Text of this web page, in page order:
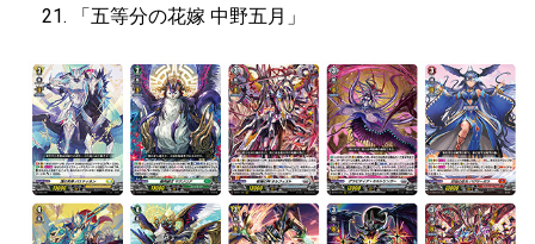
「五等分の花嫁 中野五月」